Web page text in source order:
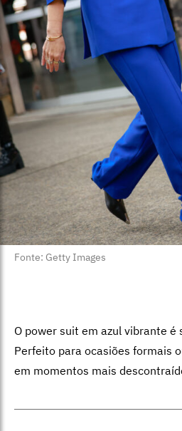
Fonte: Getty Images
O power suit em azul vibrante é
Perfeito para ocasiões formais
em momentos mais